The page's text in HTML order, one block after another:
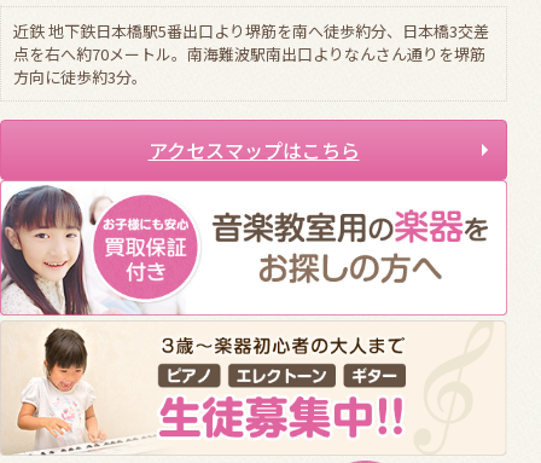
近鉄 地下鉄日本橋駅5番出口より堺筋を南へ徒歩約分、日本橋3交差
点を右へ約70メートル。南海難波駅南出口よりなんさん通りを堺筋
方向に徒歩約3分。
アクセスマップはこちら